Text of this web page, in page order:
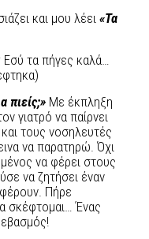
και μου λέει «Τα
τα πήγες καλά…
πιείς;»Με έκπληξη
γιατρό να παίρνει
τους νοσηλευτές
να παρατηρώ. Όχι
να φέρει στους
να ζητήσει έναν
Πήρε
σκέφτομαι… Ένας